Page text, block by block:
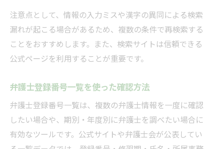
注意点として、情報の入力ミスや漢字の異同による検索
漏れが起こる場合があるため、複数の条件で再検索する
ことをおすすめします。また、検索サイトは信頼できる
公式ページを利用することが重要です。
弁護士登録番号一覧を使った確認方法
弁護士登録番号一覧は、複数の弁護士情報を一度に確認
したい場合や、期別・年度別に弁護士を調べたい場合に
有効なツールです。公式サイトや弁護士会が公表してい